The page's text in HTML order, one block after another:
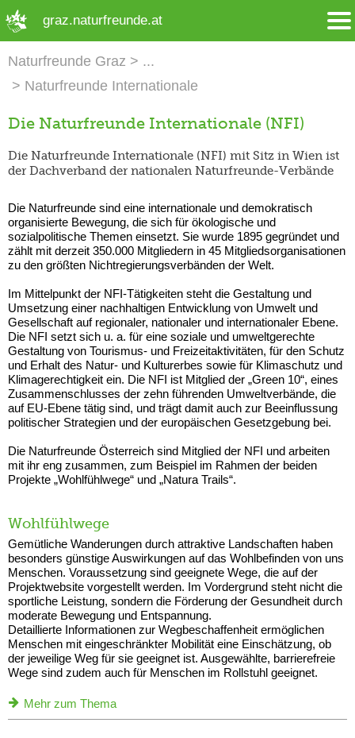
graz.naturfreunde.at
Naturfreunde Graz
Naturfreunde Internationale
Die Naturfreunde Internationale (NFI)
Die Naturfreunde Internationale (NFI) mit Sitz in Wien ist
der Dachverband der nationalen Naturfreunde-Verbände
Die Naturfreunde sind eine internationale und demokratisch
organisierte Bewegung, die sich für ökologische und
sozialpolitische Themen einsetzt. Sie wurde 1895 gegründet und
zählt mit derzeit 350.000 Mitgliedern in 45 Mitgliedsorganisationen
zu den größten Nichtregierungsverbänden der Welt.
Im Mittelpunkt der NFI-Tätigkeiten steht die Gestaltung und
Umsetzung einer nachhaltigen Entwicklung von Umwelt und
Gesellschaft auf regionaler, nationaler und internationaler Ebene.
Die NFI setzt sich u. a. für eine soziale und umweltgerechte
Gestaltung von Tourismus- und Freizeitaktivitäten, für den Schutz
und Erhalt des Natur- und Kulturerbes sowie für Klimaschutz und
Klimagerechtigkeit ein. Die NFI ist Mitglied der „Green 10“, eines
Zusammenschlusses der zehn führenden Umweltverbände, die
auf EU-Ebene tätig sind, und trägt damit auch zur Beeinflussung
politischer Strategien und der europäischen Gesetzgebung bei.
Die Naturfreunde Österreich sind Mitglied der NFI und arbeiten
mit ihr eng zusammen, zum Beispiel im Rahmen der beiden
Projekte „Wohlfühlwege“ und „Natura Trails“.
Wohlfühlwege
Gemütliche Wanderungen durch attraktive Landschaften haben
besonders günstige Auswirkungen auf das Wohlbefinden von uns
Menschen. Voraussetzung sind geeignete Wege, die auf der
Projektwebsite vorgestellt werden. Im Vordergrund steht nicht die
sportliche Leistung, sondern die Förderung der Gesundheit durch
moderate Bewegung und Entspannung.
Detaillierte Informationen zur Wegbeschaffenheit ermöglichen
Menschen mit eingeschränkter Mobilität eine Einschätzung, ob
der jeweilige Weg für sie geeignet ist. Ausgewählte, barrierefreie
Wege sind zudem auch für Menschen im Rollstuhl geeignet.
Mehr zum Thema